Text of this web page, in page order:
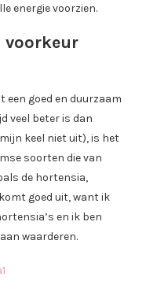
energie voorzien.
voorkeur
een goed en duurzaam
veel beter is dan
keel niet uit), is het
soorten die van
de hortensia,
goed uit, want ik
en ik ben
waarderen.